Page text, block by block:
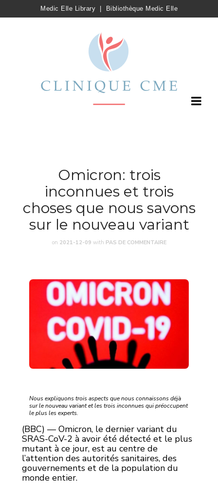
Medic Elle Library Bibliothèque Medic Elle
Omicron: trois
inconnues et trois
choses que nous savons
sur le nouveau variant
on 2021-12-09 with PAS DE COMMENTAIRE
Nous expliquons trois aspects que nous connaissons déjà
sur le nouveau variant et les trois inconnues qui préoccupent
le plus les experts.
(BBC) — Omicron, le dernier variant du
SRAS-CoV-2 à avoir été détecté et le plus
mutant à ce jour, est au centre de
l’attention des autorités sanitaires, des
gouvernements et de la population du
monde entier.